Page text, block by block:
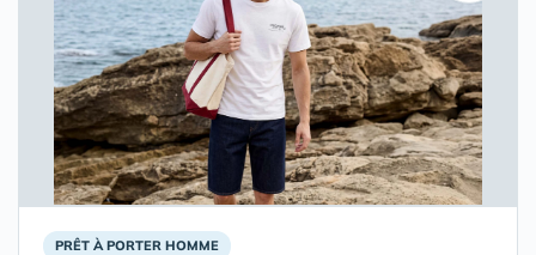
PRÊT À PORTER HOMME